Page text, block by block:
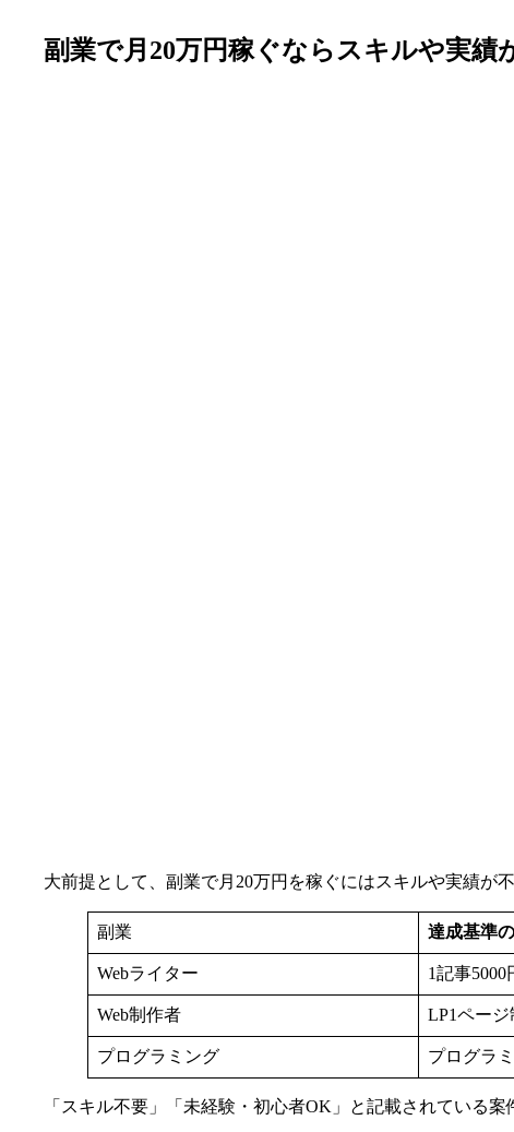
副業で月20万円稼ぐならスキルや実績
大前提として、副業で月20万円を稼ぐにはスキルや実績が
副業 達成基準
Webライター 1記事
Web制作者 LP1ペー
プログラミング プログラ
「スキル不要」「未経験・初心者OK」と記載されている